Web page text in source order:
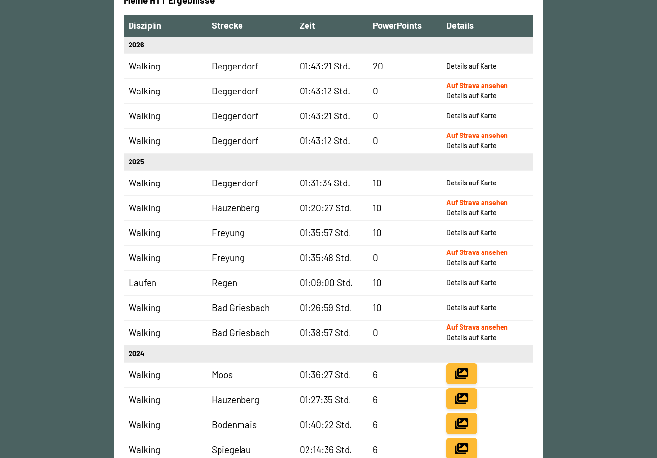
Disziplin Strecke Zeit PowerPoints Details
2026
Walking Deggendorf 01:43:21 Std. 20 Details auf Karte
Walking Deggendorf 01:43:12 Std. 0
Auf Strava ansehen
Details auf Karte
Walking Deggendorf 01:43:21 Std. 0 Details auf Karte
Walking Deggendorf 01:43:12 Std. 0
Auf Strava ansehen
Details auf Karte
2025
Walking Deggendorf 01:31:34 Std. 10 Details auf Karte
Walking Hauzenberg 01:20:27 Std. 10
Auf Strava ansehen
Details auf Karte
Walking Freyung 01:35:57 Std. 10 Details auf Karte
Walking Freyung 01:35:48 Std. 0
Auf Strava ansehen
Details auf Karte
Laufen Regen 01:09:00 Std. 10 Details auf Karte
Walking Bad Griesbach 01:26:59 Std. 10 Details auf Karte
Walking Bad Griesbach 01:38:57 Std. 0
Auf Strava ansehen
Details auf Karte
2024
Walking Moos 01:36:27 Std. 6
Walking Hauzenberg 01:27:35 Std. 6
Walking Bodenmais 01:40:22 Std. 6
Walking Spiegelau 02:14:36 Std. 6